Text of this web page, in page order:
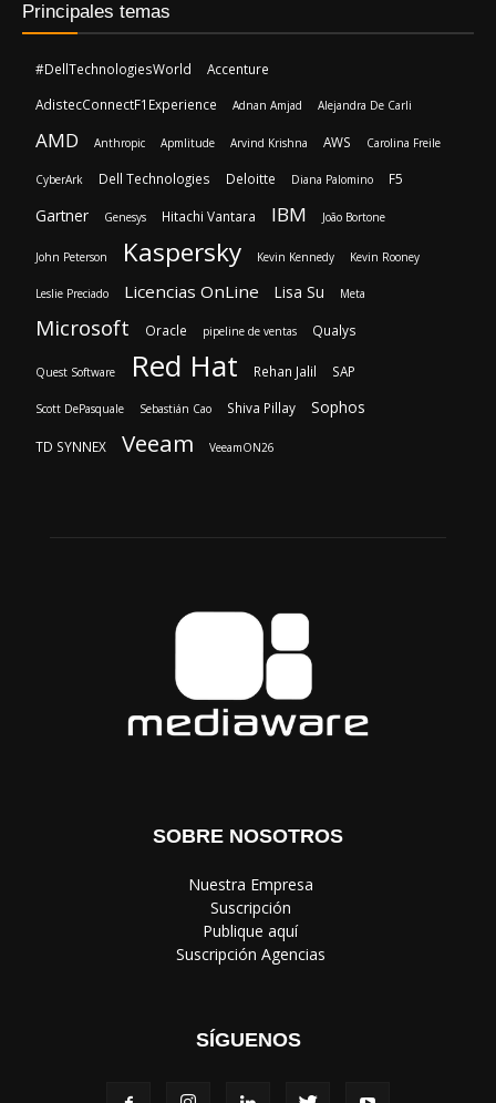
Principales temas
#DellTechnologiesWorld
Accenture
AdistecConnectF1Experience
Adnan Amjad Alejandra De Carli
AMD Anthropic Apmlitude Arvind Krishna AWS Carolina Freile
CyberArk Dell Technologies Deloitte Diana Palomino F5
Gartner Genesys Hitachi Vantara IBM João Bortone
John Peterson Kaspersky Kevin Kennedy Kevin Rooney
Leslie Preciado Licencias OnLine Lisa Su Meta
Microsoft Oracle pipeline de ventas Qualys
Quest Software Red Hat Rehan Jalil SAP
Scott DePasquale Sebastián Cao Shiva Pillay Sophos
TD SYNNEX Veeam VeeamON26
SOBRE NOSOTROS
‎ Nuestra Empresa
‎ Suscripción
‎ Publique aquí
‎ Suscripción Agencias
SÍGUENOS